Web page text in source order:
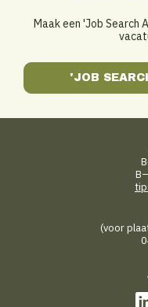
Maak een 'Job Search
'JOB
(voor